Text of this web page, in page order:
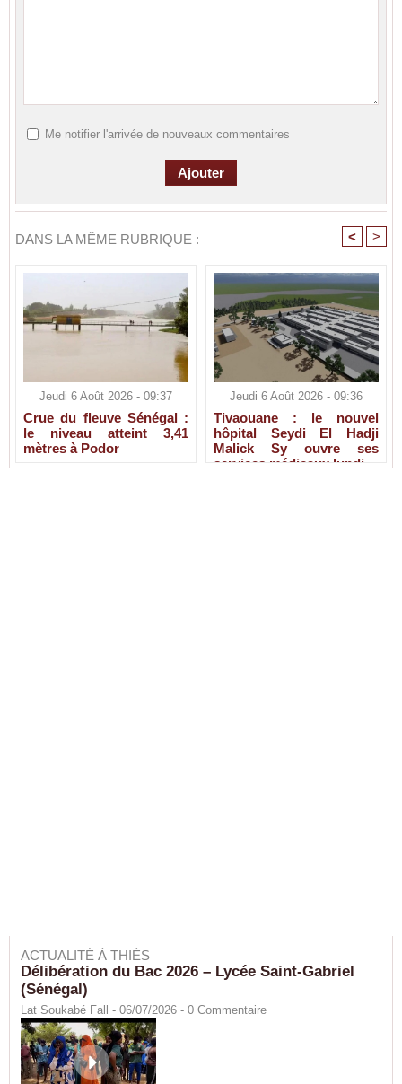
Me notifier l'arrivée de nouveaux commentaires
DANS LA MÊME RUBRIQUE : < >
Jeudi 6 Août 2026 - 09:37
Crue du fleuve Sénégal :
le niveau atteint 3,41
mètres à Podor
Jeudi 6 Août 2026 - 09:36
Tivaouane : le nouvel
hôpital Seydi El Hadji
Malick Sy ouvre ses
services médicaux lundi
ACTUALITÉ À THIÈS
Délibération du Bac 2026 – Lycée Saint-Gabriel
(Sénégal)
Lat Soukabé Fall - 06/07/2026 - 0 Commentaire